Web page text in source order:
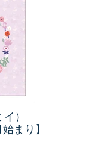
）
まり】